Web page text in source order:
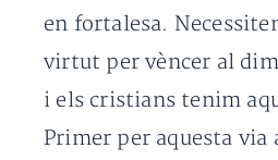
en fortalesa.
virtut per vèncer al
i els cristians tenim
Primer per aquesta via